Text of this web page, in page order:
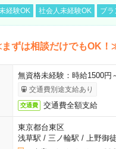
経験OK 社会人未経験OK ブラ
ずは相談だけでもOK！
無資格未経験：時給1500
交通費別途支給あり
交通費 交通費全額支給
東京都台東区
浅草駅 / 三ノ輪駅 / 上野御